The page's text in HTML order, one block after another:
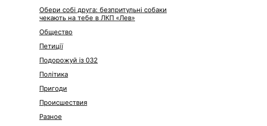
Обери собі друга: безпритульні собаки
чекають на тебе в ЛКП «Лев»
Общество
Петиції
Подорожуй із 032
Політика
Пригоди
Происшествия
Разное